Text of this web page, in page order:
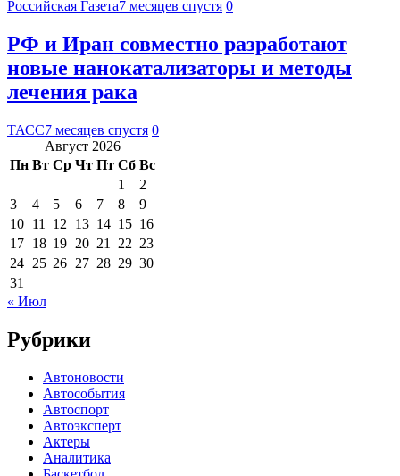
Российская Газета7 месяцев спустя 0
РФ и Иран совместно разработают
новые нанокатализаторы и методы
лечения рака
ТАСС7 месяцев спустя 0
Август 2026
Пн Вт Ср Чт Пт Сб Вс
1
2
3
4 5 6 7 8
9
10 11 12 13 14 15 16
17 18 19 20 21 22 23
24 25 26 27 28 29 30
31
« Июл
Рубрики
Автоновости
Автособытия
Автоспорт
Автоэксперт
Актеры
Аналитика